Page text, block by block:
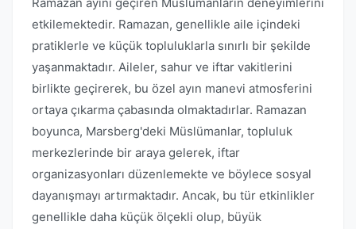
etkilemektedir. Ramazan, genellikle aile içindeki
pratiklerle ve küçük topluluklarla sınırlı bir şekilde
yaşanmaktadır. Aileler, sahur ve iftar vakitlerini
birlikte geçirerek, bu özel ayın manevi atmosferini
ortaya çıkarma çabasında olmaktadırlar. Ramazan
boyunca, Marsberg'deki Müslümanlar, topluluk
merkezlerinde bir araya gelerek, iftar
organizasyonları düzenlemekte ve böylece sosyal
dayanışmayı artırmaktadır. Ancak, bu tür etkinlikler
genellikle daha küçük ölçekli olup, büyük